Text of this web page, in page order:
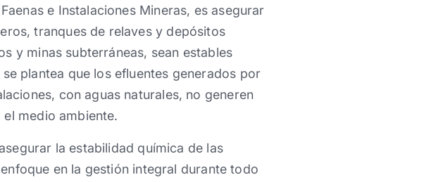
e Instalaciones Mineras, es asegurar
tranques de relaves y depósitos
y minas subterráneas, sean estables
plantea que los efluentes generados por
con aguas naturales, no generen
medio ambiente.
la estabilidad química de las
en la gestión integral durante todo